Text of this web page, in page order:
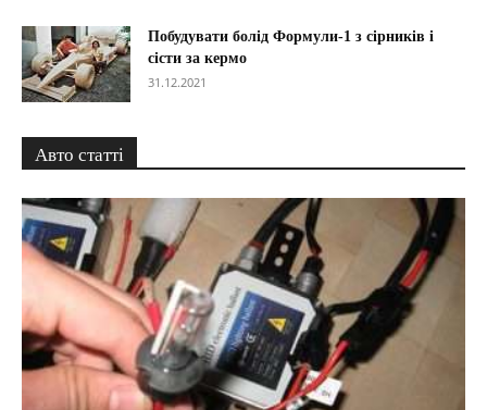
Побудувати болід Формули-1 з сірників і
сісти за кермо
31.12.2021
Авто статті